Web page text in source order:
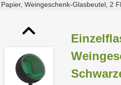
Weingeschenk-Glasbeutel, 2